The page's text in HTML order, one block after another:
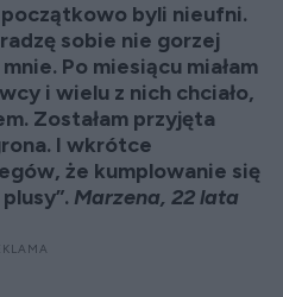
byli nieufni.
sobie nie gorzej
Po miesiącu miałam
i wielu z nich chciało,
Zostałam przyjęta
I wkrótce
że kumplowanie się
Marzena, 22 lata